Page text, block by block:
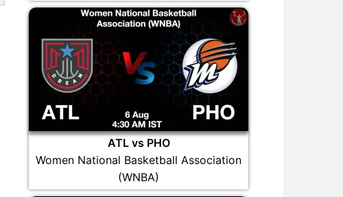
ATL vs PHO
Women National Basketball Association
(WNBA)